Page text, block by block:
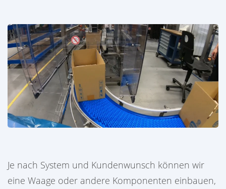
Je nach System und Kundenwunsch können wir
eine Waage oder andere Komponenten einbauen,